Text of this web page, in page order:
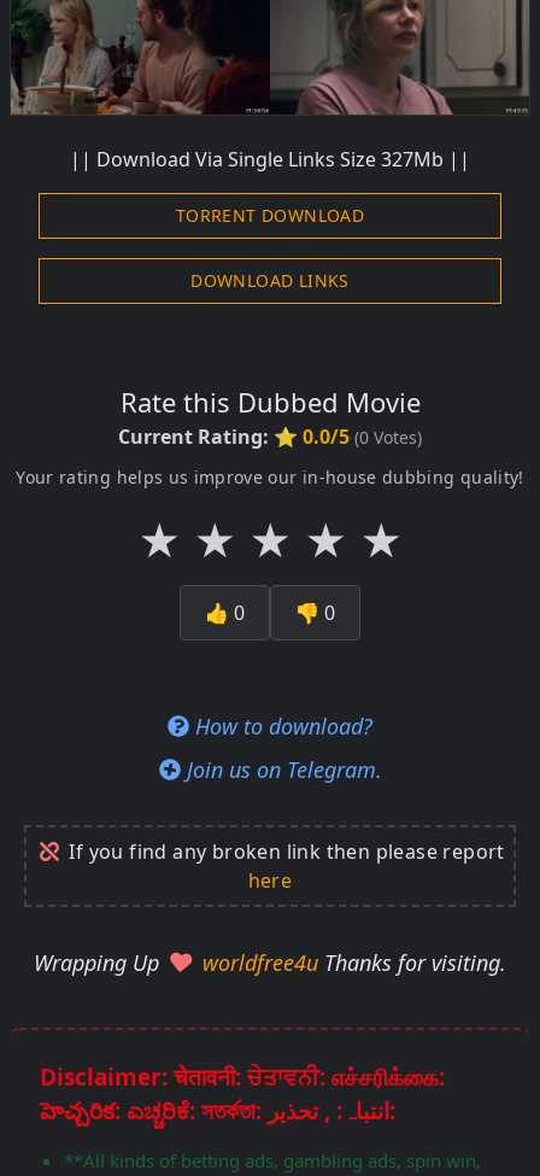
|| Download Via Single Links Size 327Mb ||
TORRENT DOWNLOAD
DOWNLOAD LINKS
Rate this Dubbed Movie
Current Rating: ⭐ 0.0/5 (0 Votes)
Your rating helps us improve our in-house dubbing quality!
★ ★ ★ ★ ★
👍 0 👎 0
How to download?
Join us on Telegram.
If you find any broken link then please report
here
Wrapping Up worldfree4u Thanks for visiting.
Disclaimer: चेतावनी: ਚੇਤਾਵਨੀ: எச்சரிக்கை:
హెచ్చరిక: ಎಚ್ಚರಿಕೆ: সতর্কতা: انتباہ: , تحذير:
**All kinds of betting ads, gambling ads, spin win,